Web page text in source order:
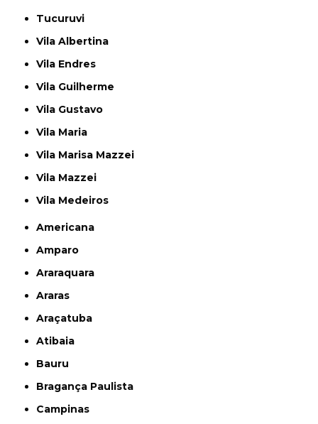
Tucuruvi
Vila Albertina
Vila Endres
Vila Guilherme
Vila Gustavo
Vila Maria
Vila Marisa Mazzei
Vila Mazzei
Vila Medeiros
Americana
Amparo
Araraquara
Araras
Araçatuba
Atibaia
Bauru
Bragança Paulista
Campinas